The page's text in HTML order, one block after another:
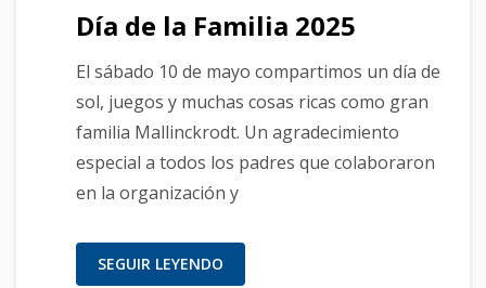
Día de la Familia 2025
El sábado 10 de mayo compartimos un día de
sol, juegos y muchas cosas ricas como gran
familia Mallinckrodt. Un agradecimiento
especial a todos los padres que colaboraron
en la organización y
SEGUIR LEYENDO